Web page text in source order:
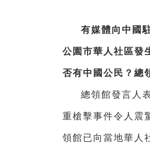
有媒體向中國
公園市華人社區發
否有中國公民？總
總領館發言人
重槍擊事件令人震
領館已向當地華人